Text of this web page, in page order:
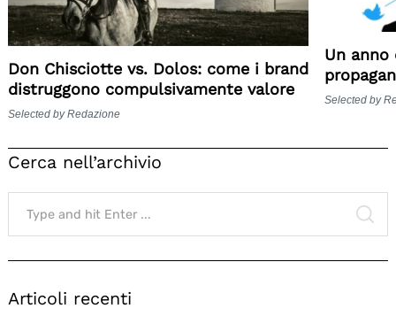
Don Chisciotte vs. Dolos: come i brand
distruggono compulsivamente valore
Selected by Redazione
Un anno
Selected by
Cerca nell’archivio
Search
for:
Articoli recenti